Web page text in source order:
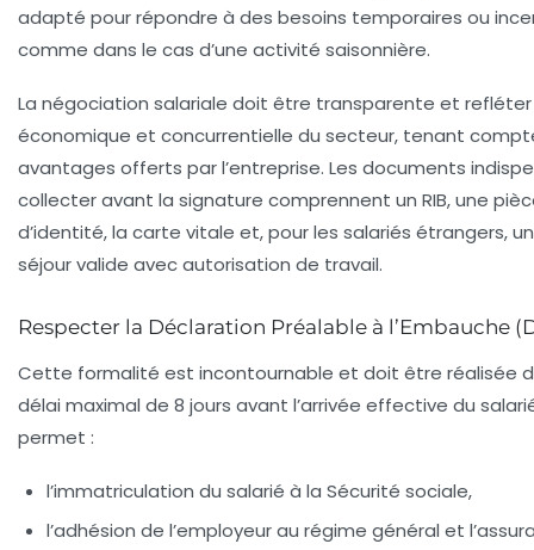
adapté pour répondre à des besoins temporaires ou
comme dans le cas d’une activité saisonnière.
La négociation salariale doit être transparente et
économique et concurrentielle du secteur, tenant
avantages offerts par l’entreprise. Les documents
collecter avant la signature comprennent un RIB, une
d’identité, la carte vitale et, pour les salariés étrangers,
séjour valide avec autorisation de travail.
Respecter la Déclaration Préalable à l’Embauche
Cette formalité est incontournable et doit être réalisée
délai maximal de 8 jours avant l’arrivée effective du
permet :
l’immatriculation du salarié à la Sécurité sociale,
l’adhésion de l’employeur au régime général et